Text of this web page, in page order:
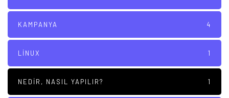
KAMPANYA 4
LINUX 1
NEDIR, NASIL YAPILIR? 1